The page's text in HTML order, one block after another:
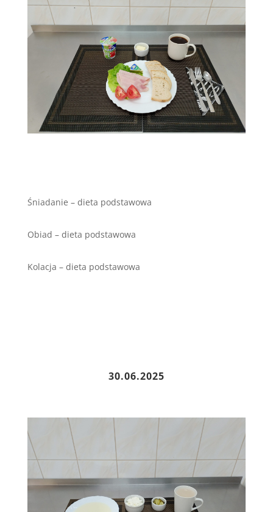
Śniadanie – dieta podstawowa
Obiad – dieta podstawowa
Kolacja – dieta podstawowa
30.06.2025